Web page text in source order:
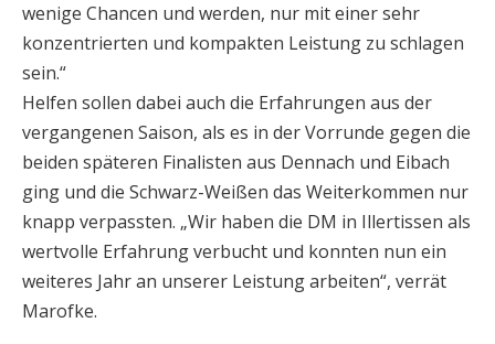
wenige Chancen und werden, nur mit einer sehr
konzentrierten und kompakten Leistung zu schlagen
sein.“
Helfen sollen dabei auch die Erfahrungen aus der
vergangenen Saison, als es in der Vorrunde gegen die
beiden späteren Finalisten aus Dennach und Eibach
ging und die Schwarz-Weißen das Weiterkommen nur
knapp verpassten. „Wir haben die DM in Illertissen als
wertvolle Erfahrung verbucht und konnten nun ein
weiteres Jahr an unserer Leistung arbeiten“, verrät
Marofke.